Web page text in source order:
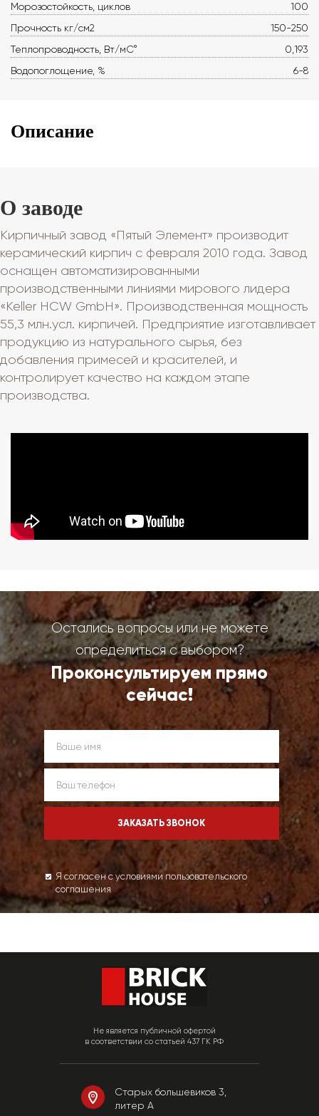
Морозостойкость, циклов
100
Прочность кг/см2
150-250
Теплопроводность, Вт/мС°
0,193
Водопоглощение, %
6-8
Описание
О заводе
Кирпичный завод «Пятый Элемент» производит
керамический кирпич с февраля 2010 года. Завод
оснащен автоматизированными
производственными линиями мирового лидера
«Keller HCW GmbH». Производственная мощность
55,3 млн.усл. кирпичей. Предприятие изготавливает
продукцию из натурального сырья, без
добавления примесей и красителей, и
контролирует качество на каждом этапе
производства.
Остались вопросы или не можете
определиться с выбором?
Проконсультируем прямо
сейчас!
Я согласен с условиями пользовательского
соглашения
Не является публичной офертой
в соответствии со статьей 437 ГК РФ
Старых большевиков 3,
литер А